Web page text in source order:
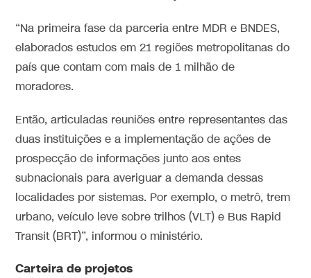
“Na primeira fase da parceria entre MDR e BNDES,
elaborados estudos em 21 regiões metropolitanas do
país que contam com mais de 1 milhão de
moradores.
Então, articuladas reuniões entre representantes das
duas instituições e a implementação de ações de
prospecção de informações junto aos entes
subnacionais para averiguar a demanda dessas
localidades por sistemas. Por exemplo, o metrô, trem
urbano, veículo leve sobre trilhos (VLT) e Bus Rapid
Transit (BRT)”, informou o ministério.
Carteira de projetos